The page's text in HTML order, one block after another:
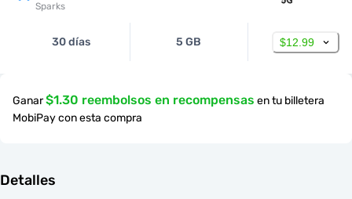
Sparks
30 días 5 GB $12.99
Ganar$1.30 reembolsos en recompensas en tu billetera
MobiPay con esta compra
Detalles